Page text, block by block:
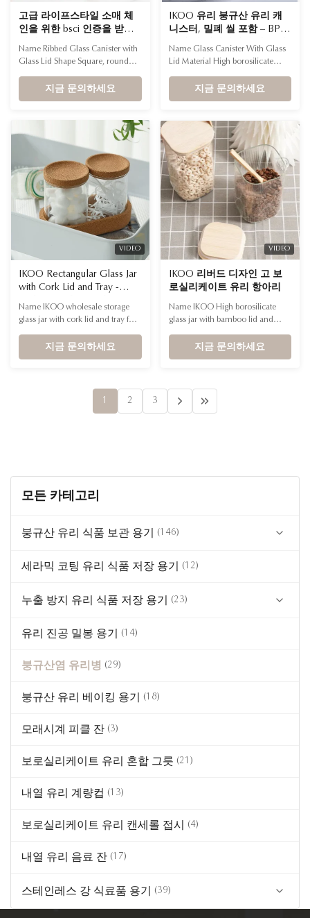
고급 라이프스타일 소매 체
인을 위한 bsci 인증을 받은
미니멀리스트 디자인 유리
용기 세트
Name Ribbed Glass Canister with
Glass Lid Shape Square, round
Feature Stackable, Airtight, Wide
Mouth Material High borosilicate
glass, tempered glass lid Stackable
Advantages •Healthier Food
Storage: Unlike plastic or bamboo,
지금 문의하세요
IKOO 유리 붕규산 유리 캐
니스터, 밀폐 씰 포함 – BPA
프리 및 식기세척기 사용 가
능 건조 또는 젖은 식품 보관
Name Glass Canister With Glass
Lid Material High borosilicate
glass + tempered glass lid
Capacity 500ml, 1000ml,
1500ml, 2000ml Airtight Seal
freshness and prevents leakage
Versatile Use Ideal for storing dry
foods, snacks, coffee, tea, grains,
and more Healthier ...
지금 문의하세요
VIDEO
IKOO Rectangular Glass Jar
with Cork Lid and Tray -
High Borosilicate Glass
Storage Jar for 300ml and
Bathroom Accessories
Name IKOO wholesale storage
glass jar with cork lid and tray for
Shape Round Capacity
300ml,715ml Container Material
container can not only store, but
지금 문의하세요
VIDEO
IKOO 리버드 디자인 고 보
로실리케이트 유리 항아리
Name IKOO High borosilicate
glass jar with bamboo lid and
975ml,1280ml,1545ml,1880ml
Container Material High
Lids and Spoons] These airtight
지금 문의하세요
1 2 3
모든 카테고리
붕규산 유리 식품 보관 용기 (146)
유리 뚜껑 용기 (19)
냉동 잠금 유리 용기 (23)
4 잠금 유리 용기 (5)
단순한 뚜?? 유리 용기
친환경 나무 뚜껑 유리 용기
글라스 도시락
스테인레스 스틸 뚜?? 이 있는 유리 용기
세라믹 코팅 유리 식품 저장 용기 (12)
누출 방지 유리 식품 저장 용기 (23)
청록색 식기 유리 제품
앰버 컬러 식품 유리
유리 진공 밀봉 용기 (14)
붕규산염 유리병 (29)
붕규산 유리 베이킹 용기 (18)
모래시계 피클 잔 (3)
보로실리케이트 유리 혼합 그릇 (21)
내열 유리 계량컵 (13)
보로실리케이트 유리 캔세롤 접시 (4)
내열 유리 음료 잔 (17)
스테인레스 강 식료품 용기 (39)